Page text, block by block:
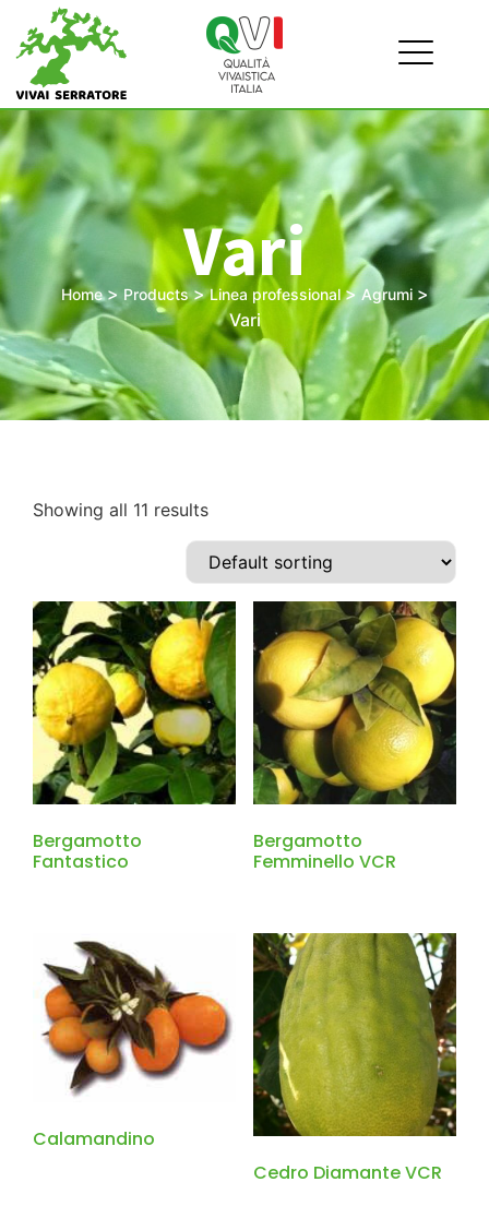
Vari
Home> Products>Linea professional> Agrumi>
Vari
Showing all 11 results
Bergamotto
Fantastico
Bergamotto
Femminello VCR
Calamandino
Cedro Diamante VCR